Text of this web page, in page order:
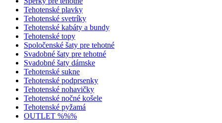
Tehotenské plavky
Tehotenské svetríky
Tehotenské kabáty a bundy
Tehotenské topy
Spoločenské šaty pre tehotné
Svadobné šaty pre tehotné
Svadobné šaty dámske
Tehotenské sukne
Tehotenské podprsenky
Tehotenské nohavičky
Tehotenské nočné košele
Tehotenské pyžamá
OUTLET %%%